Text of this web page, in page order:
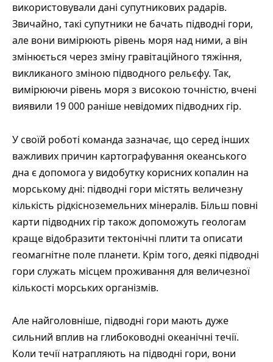
використовували дані супутникових радарів.
Звичайно, такі супутники не бачать підводні гори,
але вони вимірюють рівень моря над ними, а він
змінюється через зміну гравітаційного тяжіння,
викликаного зміною підводного рельєфу. Так,
вимірюючи рівень моря з високою точністю, вчені
виявили 19 000 раніше невідомих підводних гір.
У своїй роботі команда зазначає, що серед інших
важливих причин картографування океанського
дна є допомога у видобутку корисних копалин на
морському дні: підводні гори містять величезну
кількість рідкісноземельних мінералів. Більш повні
карти підводних гір також допоможуть геологам
краще відобразити тектонічні плити та описати
геомагнітне поле планети. Крім того, деякі підводні
гори служать місцем проживання для величезної
кількості морських організмів.
Але найголовніше, підводні гори мають дуже
сильний вплив на глибоководні океанічні течії.
Коли течії натрапляють на підводні гори, вони